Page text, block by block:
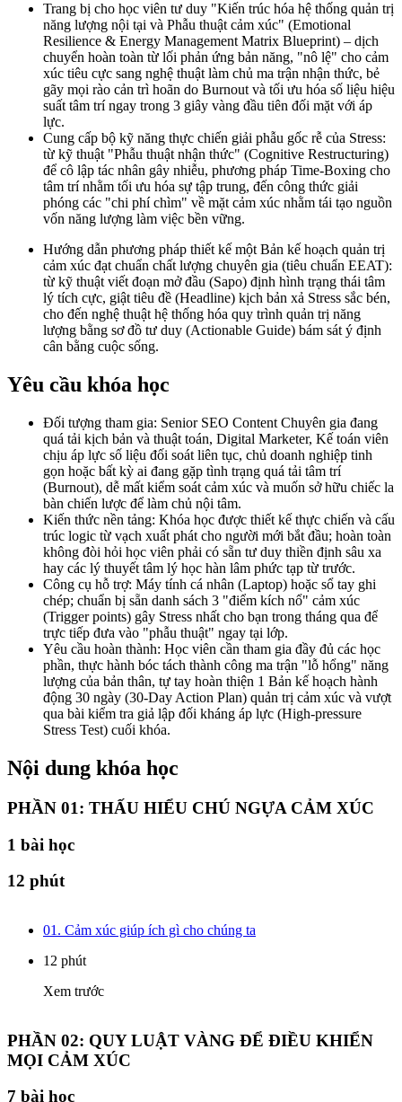
Trang bị cho học viên tư duy "Kiến trúc hóa hệ thống quản trị
năng lượng nội tại và Phẫu thuật cảm xúc" (Emotional
Resilience & Energy Management Matrix Blueprint) – dịch
chuyển hoàn toàn từ lối phản ứng bản năng, "nô lệ" cho cảm
xúc tiêu cực sang nghệ thuật làm chủ ma trận nhận thức, bẻ
gãy mọi rào cản trì hoãn do Burnout và tối ưu hóa số liệu hiệu
suất tâm trí ngay trong 3 giây vàng đầu tiên đối mặt với áp
lực.
Cung cấp bộ kỹ năng thực chiến giải phẫu gốc rễ của Stress:
từ kỹ thuật "Phẫu thuật nhận thức" (Cognitive Restructuring)
để cô lập tác nhân gây nhiễu, phương pháp Time-Boxing cho
tâm trí nhằm tối ưu hóa sự tập trung, đến công thức giải
phóng các "chi phí chìm" về mặt cảm xúc nhằm tái tạo nguồn
vốn năng lượng làm việc bền vững.
Hướng dẫn phương pháp thiết kế một Bản kế hoạch quản trị
cảm xúc đạt chuẩn chất lượng chuyên gia (tiêu chuẩn EEAT):
từ kỹ thuật viết đoạn mở đầu (Sapo) định hình trạng thái tâm
lý tích cực, giật tiêu đề (Headline) kịch bản xả Stress sắc bén,
cho đến nghệ thuật hệ thống hóa quy trình quản trị năng
lượng bằng sơ đồ tư duy (Actionable Guide) bám sát ý định
cân bằng cuộc sống.
Yêu cầu khóa học
Đối tượng tham gia: Senior SEO Content Chuyên gia đang
quá tải kịch bản và thuật toán, Digital Marketer, Kế toán viên
chịu áp lực số liệu đối soát liên tục, chủ doanh nghiệp tinh
gọn hoặc bất kỳ ai đang gặp tình trạng quá tải tâm trí
(Burnout), dễ mất kiểm soát cảm xúc và muốn sở hữu chiếc la
bàn chiến lược để làm chủ nội tâm.
Kiến thức nền tảng: Khóa học được thiết kế thực chiến và cấu
trúc logic từ vạch xuất phát cho người mới bắt đầu; hoàn toàn
không đòi hỏi học viên phải có sẵn tư duy thiền định sâu xa
hay các lý thuyết tâm lý học hàn lâm phức tạp từ trước.
Công cụ hỗ trợ: Máy tính cá nhân (Laptop) hoặc sổ tay ghi
chép; chuẩn bị sẵn danh sách 3 "điểm kích nổ" cảm xúc
(Trigger points) gây Stress nhất cho bạn trong tháng qua để
trực tiếp đưa vào "phẫu thuật" ngay tại lớp.
Yêu cầu hoàn thành: Học viên cần tham gia đầy đủ các học
phần, thực hành bóc tách thành công ma trận "lỗ hổng" năng
lượng của bản thân, tự tay hoàn thiện 1 Bản kế hoạch hành
động 30 ngày (30-Day Action Plan) quản trị cảm xúc và vượt
qua bài kiểm tra giả lập đối kháng áp lực (High-pressure
Stress Test) cuối khóa.
Nội dung khóa học
PHẦN 01: THẤU HIỂU CHÚ NGỰA CẢM XÚC
1 bài học
12 phút
01. Cảm xúc giúp ích gì cho chúng ta
12 phút
Xem trước
PHẦN 02: QUY LUẬT VÀNG ĐỂ ĐIỀU KHIỂN
MỌI CẢM XÚC
7 bài học